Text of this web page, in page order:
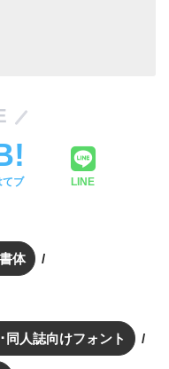
てブ LINE
体
同人誌向けフォント